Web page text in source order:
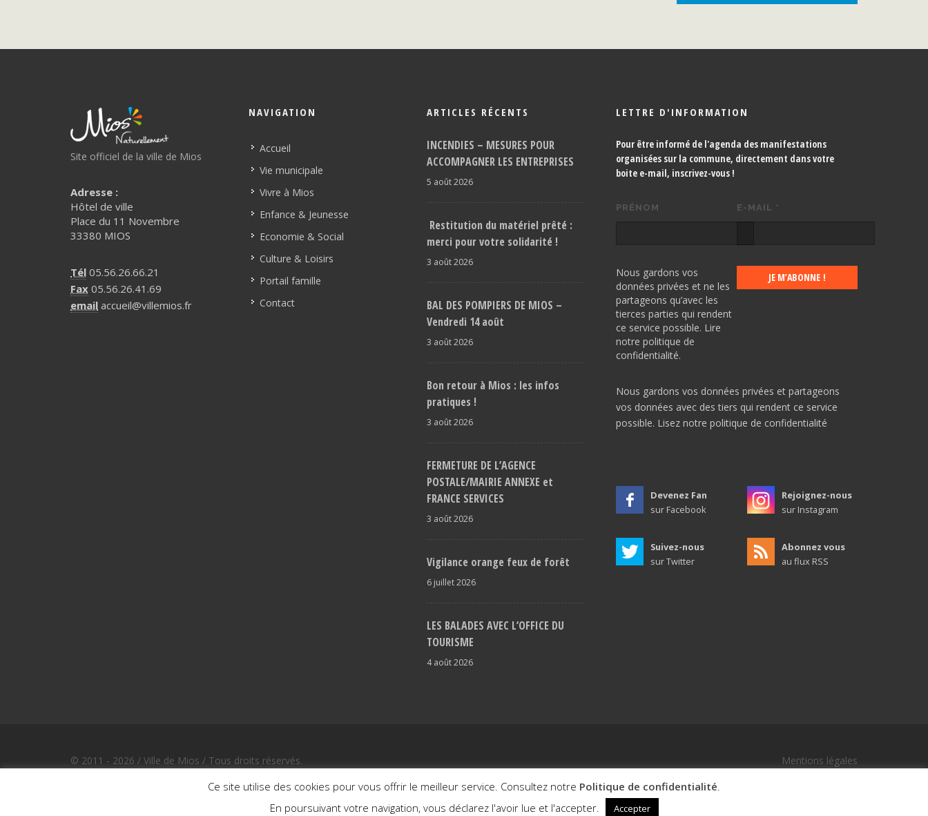
Site officiel de la ville de Mios
Adresse :
Hôtel de ville
Place du 11 Novembre
33380 MIOS
Tél 05.56.26.66.21
Fax 05.56.26.41.69
email accueil@villemios.fr
NAVIGATION
Accueil
Vie municipale
Vivre à Mios
Enfance & Jeunesse
Economie & Social
Culture & Loisirs
Portail famille
Contact
ARTICLES RÉCENTS
INCENDIES – MESURES POUR
ACCOMPAGNER LES ENTREPRISES
5 août 2026
Restitution du matériel prêté :
merci pour votre solidarité !
3 août 2026
BAL DES POMPIERS DE MIOS –
Vendredi 14 août
3 août 2026
Bon retour à Mios : les infos
pratiques !
3 août 2026
FERMETURE DE L’AGENCE
POSTALE/MAIRIE ANNEXE et
FRANCE SERVICES
3 août 2026
Vigilance orange feux de forêt
6 juillet 2026
LES BALADES AVEC L’OFFICE DU
TOURISME
4 août 2026
LETTRE D'INFORMATION
Pour être informé de l'agenda des manifestations
organisées sur la commune, directement dans votre
boite e-mail, inscrivez-vous !
PRÉNOM E-MAIL *
Nous gardons vos
données privées et ne les
partageons qu’avec les
tierces parties qui rendent
ce service possible. Lire
notre politique de
confidentialité.
Nous gardons vos données privées et partageons
vos données avec des tiers qui rendent ce service
possible. Lisez notre politique de confidentialité
Devenez Fan
sur Facebook
Rejoignez-nous
sur Instagram
Suivez-nous
sur Twitter
Abonnez vous
au flux RSS
© 2011 - 2026 / Ville de Mios / Tous droits réservés.
Mentions légales
Ce site utilise des cookies pour vous offrir le meilleur service. Consultez notre Politique de confidentialité.
En poursuivant votre navigation, vous déclarez l'avoir lue et l'accepter.
Accepter